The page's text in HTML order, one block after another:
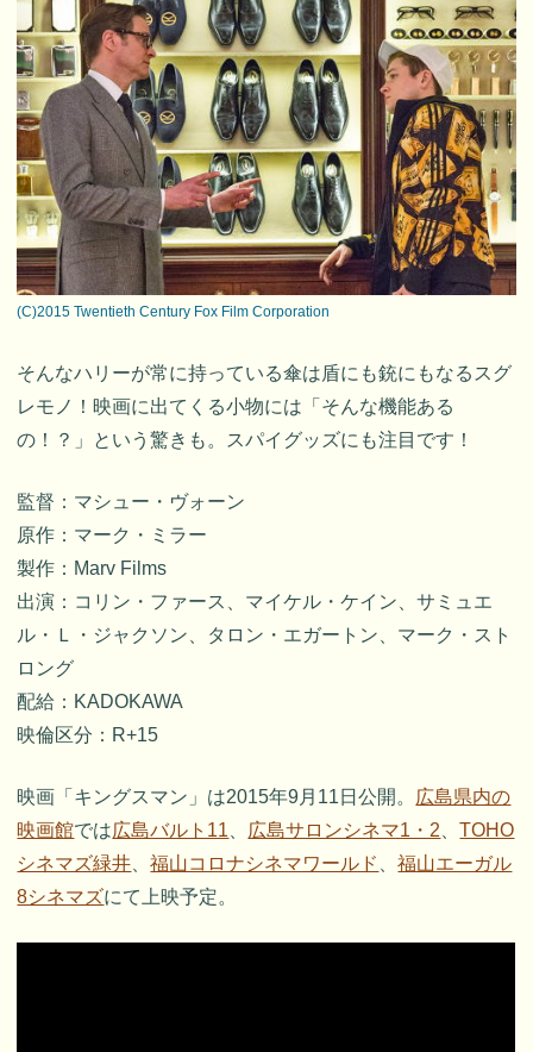
(C)2015 Twentieth Century Fox Film Corporation
そんなハリーが常に持っている傘は盾にも銃にもなるスグ
レモノ！映画に出てくる小物には「そんな機能ある
の！？」という驚きも。スパイグッズにも注目です！
監督：マシュー・ヴォーン
原作：マーク・ミラー
製作：Marv Films
出演：コリン・ファース、マイケル・ケイン、サミュエ
ル・Ｌ・ジャクソン、タロン・エガートン、マーク・スト
ロング
配給：KADOKAWA
映倫区分：R+15
映画「キングスマン」は2015年9月11日公開。 広島県内の
映画館では広島バルト11 広島サロンシネマ1・2 、TOHO
シネマズ緑井 、福山コロナシネマワールド 、福山エーガル
8シネマズにて上映予定。